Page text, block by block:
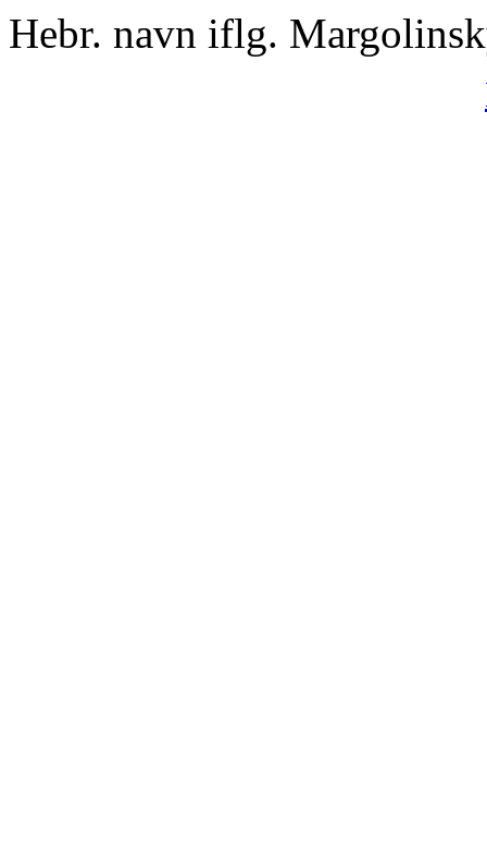
Hebr. navn iflg.